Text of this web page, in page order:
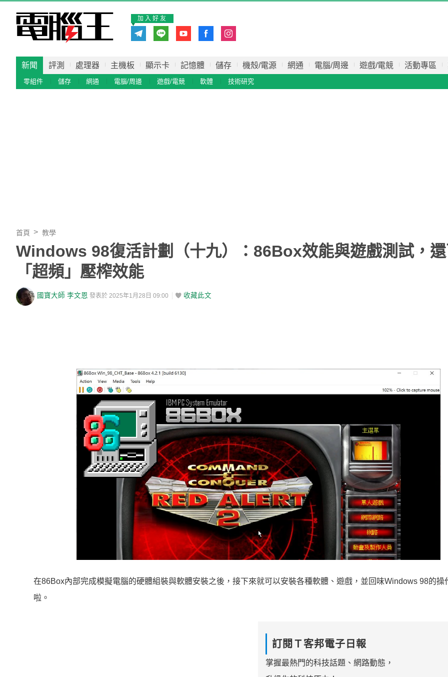
加入好友
新聞 評測 處理器 主機板 顯示卡 記憶體 儲存 機殼/電源 網通 電腦/周邊 遊戲/電競 活動專區
零組件 儲存 網通 電腦/周邊 遊戲/電競 軟體 技術研究
首頁 教學
Windows 98復活計劃（十九）：86Box效能與遊戲測試，
「超頻」壓榨效能
國寶大師 李文恩 發表於 2025年1月28日 09:00 收藏此文
在86Box內部完成模擬電腦的硬體組裝與軟體安裝之後，接下來就可以安裝各種軟體、遊戲，並回味Windows 98的操
啦。
訂閱Ｔ客邦電子日報
掌握最熱門的科技話題、網路動態，